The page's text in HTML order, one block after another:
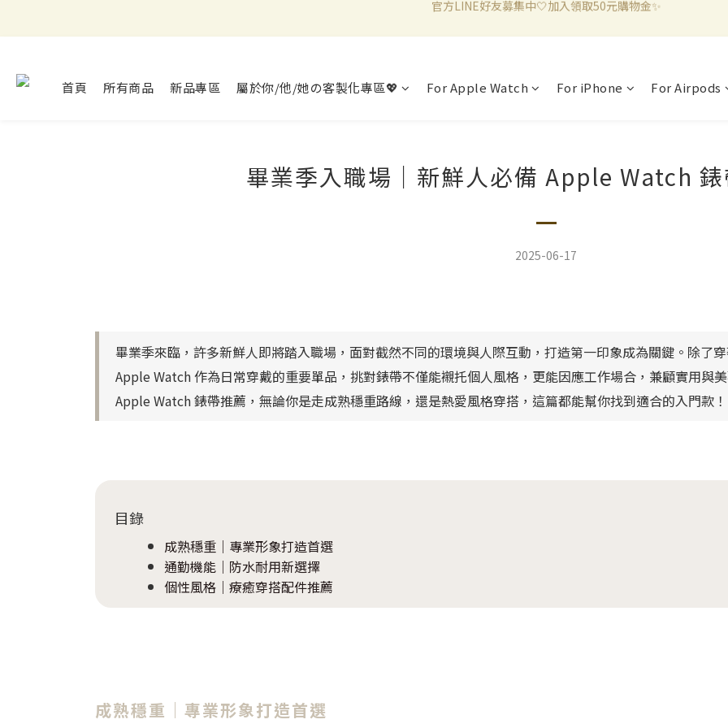
新加入會員滿千折百✨全館899超商免運費🛒
首頁 所有商品 新品專區 屬於你/他/她の客製化專區💖 For Apple Watch For iPhone For Airpods
畢業季入職場｜新鮮人必備 Apple Watch
2025-06-17
畢業季來臨，許多新鮮人即將踏入職場，面對截然不同的環境與人際互動，打造第一印象成為關鍵。除了
Apple Watch 作為日常穿戴的重要單品，挑對錶帶不僅能襯托個人風格，更能因應工作場合，兼顧實用與
Apple Watch 錶帶推薦，無論你是走成熟穩重路線，還是熱愛風格穿搭，這篇都能幫你找到適合的入門款！
目錄
成熟穩重｜專業形象打造首選
通勤機能｜防水耐用新選擇
個性風格｜療癒穿搭配件推薦
成熟穩重｜專業形象打造首選